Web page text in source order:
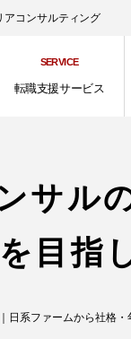
コンサルティング
SERVICE
転職支援サービス
サル
目指
日系ファームから社格